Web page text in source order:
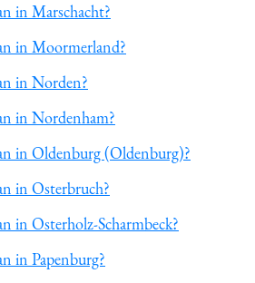
in Marschacht?
in Moormerland?
in Norden?
in Nordenham?
in Oldenburg (Oldenburg)?
in Osterbruch?
in Osterholz-Scharmbeck?
in Papenburg?